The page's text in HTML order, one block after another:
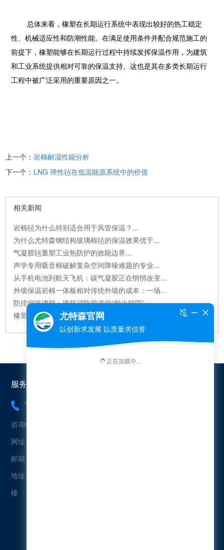
总体来看，橡塑在长期运行系统中表现出较好的热工稳定
性、机械适应性和防潮性能。在满足使用条件并配合规范施工的
前提下，橡塑能够在长期运行过程中持续发挥保温作用，为建筑
和工业系统提供相对可靠的保温支持。这也是其在多类长期运行
工程中被广泛采用的重要原因之一。
上一个：岩棉耐湿性能分析
下一个： LNG 弹性毡在低温能源系统中的价值
相关新闻
岩棉毡为什么特别适合用于风管保温？...
为什么尤特森钢结构玻璃棉毡的保温效果优于...
气凝胶毡重塑工业热防护的效能边界...
声学专用吸音棉破解复杂空间降噪难题的专业...
从手机电池到航天飞机：碳气凝胶正在悄悄改变...
外墙保温岩棉一体板相对传统外墙的成本：一场...
防排烟玻璃棉：建筑消防管道的“耐火铠甲”...
橡塑板是环保材料吗？解析橡塑板的环保属性与...
服务热线：
18565454573
咨询电话：18565454573（冯先生）
网址：www.uetersen.cn
邮箱：uetersen@163.com
地址：广东省广州市黄埔区科珠北路232号益科智能创新园2栋4
楼